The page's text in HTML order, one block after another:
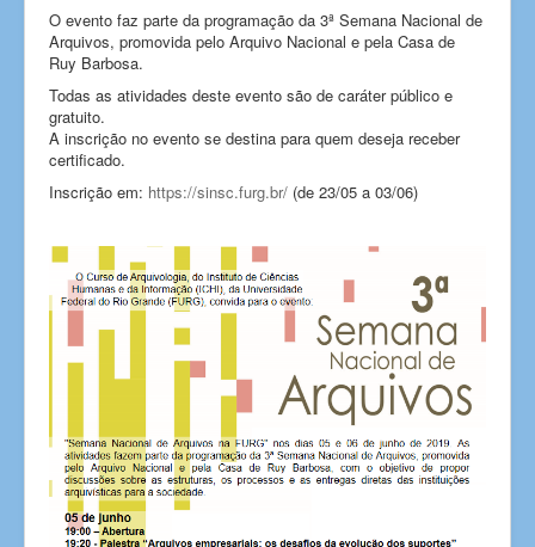
O evento faz parte da programação da 3ª Semana Nacional de
Arquivos, promovida pelo Arquivo Nacional e pela Casa de
Ruy Barbosa.
Todas as atividades deste evento são de caráter público e
gratuito.
A inscrição no evento se destina para quem deseja receber
certificado.
Inscrição em: https://sinsc.furg.br/ (de 23/05 a 03/06)